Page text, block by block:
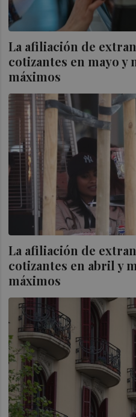
La afiliación de
cotizantes en mayo y
máximos
La afiliación de
cotizantes en abril y
máximos